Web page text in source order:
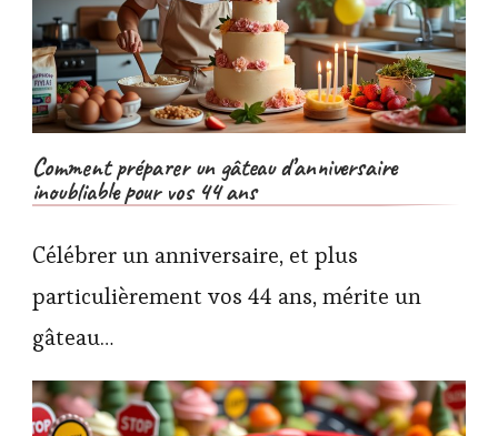
Comment préparer un gâteau d’anniversaire
inoubliable pour vos 44 ans
Célébrer un anniversaire, et plus
particulièrement vos 44 ans, mérite un
gâteau…